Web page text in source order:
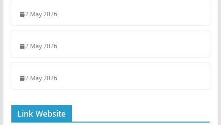
2 May 2026
2 May 2026
2 May 2026
Link Website